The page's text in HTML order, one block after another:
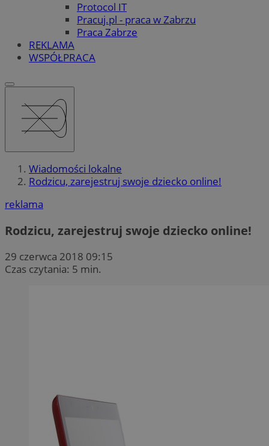
Protocol IT
Pracuj.pl - praca w Zabrzu
Praca Zabrze
REKLAMA
WSPÓŁPRACA
Wiadomości lokalne
Rodzicu, zarejestruj swoje dziecko online!
reklama
Rodzicu, zarejestruj swoje dziecko online!
29 czerwca 2018 09:15
Czas czytania: 5 min.